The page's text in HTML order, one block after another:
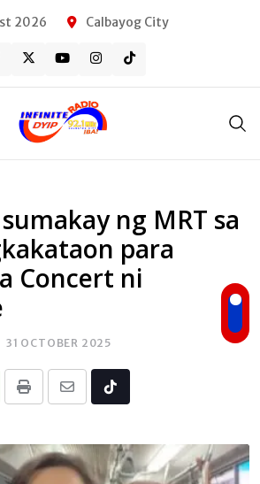
2026 Calbayog City
ng MRT sa
para
Concert ni
31 OCTOBER 2025
Print
Share
Email
Tiktok